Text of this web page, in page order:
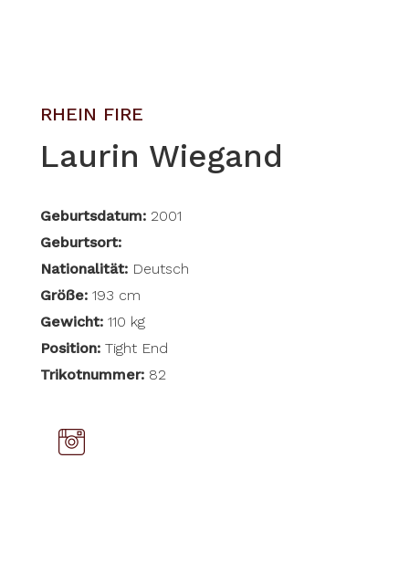
RHEIN FIRE
Laurin Wiegand
Geburtsdatum:2001
Geburtsort:
Nationalität:Deutsch
Größe:193 cm
Gewicht:110 kg
Position:Tight End
Trikotnummer:82